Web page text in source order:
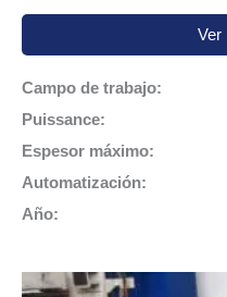
Ver
Campo de trabajo:
Puissance:
Espesor máximo:
Automatización:
Año: